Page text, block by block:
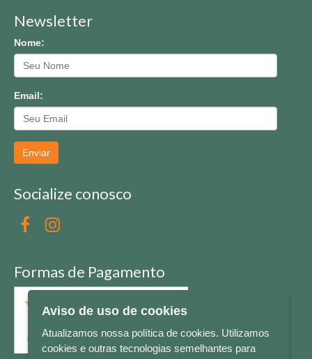
Newsletter
Nome:
Email:
Enviar
Socialize conosco
Formas de Pagamento
Aviso de uso de cookies
Atualizamos nossa política de cookies. Utilizamos
cookies e outras tecnologias semelhantes para